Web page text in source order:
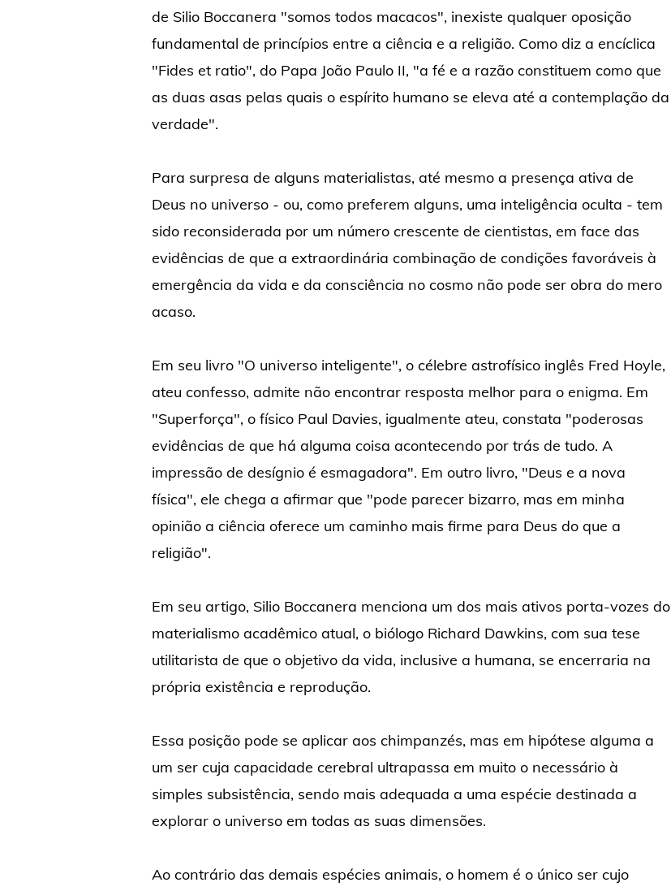
de Silio Boccanera "somos todos macacos", inexiste qualquer oposição
fundamental de princípios entre a ciência e a religião. Como diz a encíclica
"Fides et ratio", do Papa João Paulo II, "a fé e a razão constituem como que
as duas asas pelas quais o espírito humano se eleva até a contemplação da
verdade".
Para surpresa de alguns materialistas, até mesmo a presença ativa de
Deus no universo - ou, como preferem alguns, uma inteligência oculta - tem
sido reconsiderada por um número crescente de cientistas, em face das
evidências de que a extraordinária combinação de condições favoráveis à
emergência da vida e da consciência no cosmo não pode ser obra do mero
acaso.
Em seu livro "O universo inteligente", o célebre astrofísico inglês Fred Hoyle,
ateu confesso, admite não encontrar resposta melhor para o enigma. Em
"Superforça", o físico Paul Davies, igualmente ateu, constata "poderosas
evidências de que há alguma coisa acontecendo por trás de tudo. A
impressão de desígnio é esmagadora". Em outro livro, "Deus e a nova
física", ele chega a afirmar que "pode parecer bizarro, mas em minha
opinião a ciência oferece um caminho mais firme para Deus do que a
religião".
Em seu artigo, Silio Boccanera menciona um dos mais ativos porta-vozes do
materialismo acadêmico atual, o biólogo Richard Dawkins, com sua tese
utilitarista de que o objetivo da vida, inclusive a humana, se encerraria na
própria existência e reprodução.
Essa posição pode se aplicar aos chimpanzés, mas em hipótese alguma a
um ser cuja capacidade cerebral ultrapassa em muito o necessário à
simples subsistência, sendo mais adequada a uma espécie destinada a
explorar o universo em todas as suas dimensões.
Ao contrário das demais espécies animais, o homem é o único ser cujo